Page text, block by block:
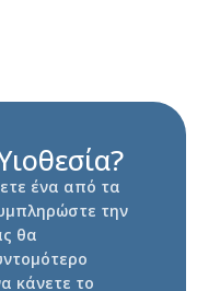
ένα από τα
την
θα
κάνετε το